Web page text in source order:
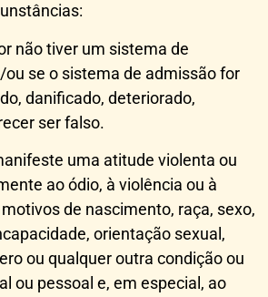
não tiver um sistema de
se o sistema de admissão for
danificado, deteriorado,
ser falso.
uma atitude violenta ou
ao ódio, à violência ou à
de nascimento, raça, sexo,
orientação sexual,
ou qualquer outra condição ou
ou pessoal e, em especial, ao